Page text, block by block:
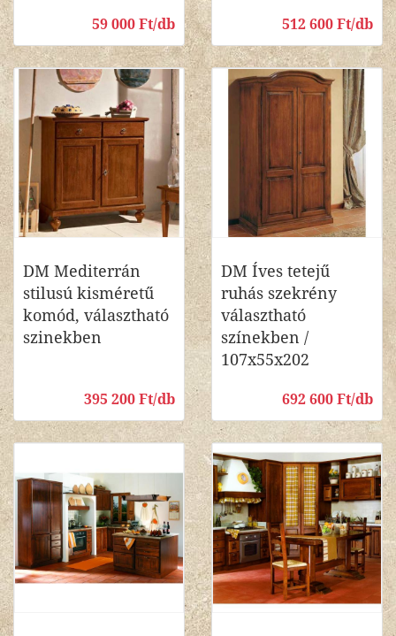
59 000 Ft/db 512 600 Ft/db
DM Mediterrán
stilusú kisméretű
komód, választható
szinekben
395 200 Ft/db
DM Íves tetejű
ruhás szekrény
választható
színekben /
107x55x202
692 600 Ft/db